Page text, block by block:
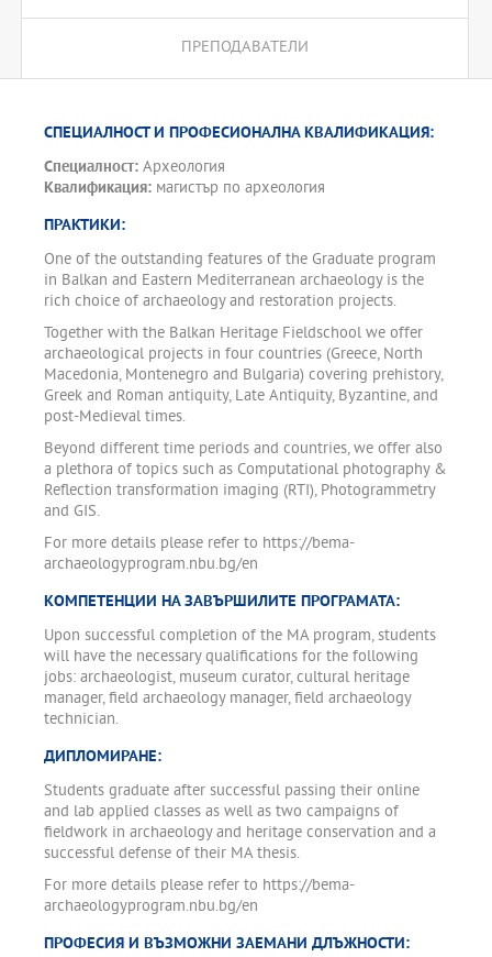
ПРЕПОДАВАТЕЛИ
СПЕЦИАЛНОСТ И ПРОФЕСИОНАЛНА КВАЛИФИКАЦИЯ:
Специалност: Археология
Квалификация: магистър по археология
ПРАКТИКИ:
One of the outstanding features of the Graduate program
in Balkan and Eastern Mediterranean archaeology is the
rich choice of archaeology and restoration projects.
Together with the Balkan Heritage Fieldschool we offer
archaeological projects in four countries (Greece, North
Macedonia, Montenegro and Bulgaria) covering prehistory,
Greek and Roman antiquity, Late Antiquity, Byzantine, and
post-Medieval times.
Beyond different time periods and countries, we offer also
a plethora of topics such as Computational photography &
Reflection transformation imaging (RTI), Photogrammetry
and GIS.
For more details please refer to https://bema-
archaeologyprogram.nbu.bg/en
КОМПЕТЕНЦИИ НА ЗАВЪРШИЛИТЕ ПРОГРАМАТА:
Upon successful completion of the MA program, students
will have the necessary qualifications for the following
jobs: archaeologist, museum curator, cultural heritage
manager, field archaeology manager, field archaeology
technician.
ДИПЛОМИРАНЕ:
Students graduate after successful passing their online
and lab applied classes as well as two campaigns of
fieldwork in archaeology and heritage conservation and a
successful defense of their MA thesis.
For more details please refer to https://bema-
archaeologyprogram.nbu.bg/en
ПРОФЕСИЯ И ВЪЗМОЖНИ ЗАЕМАНИ ДЛЪЖНОСТИ: